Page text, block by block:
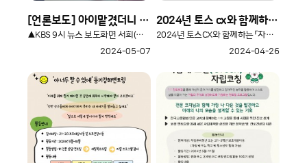
[언론보도] 아이맡겼더니 "한부모지원 못 받아요"(2024.05.05.보도)
▲KBS 9시 뉴스 보도화면 서희(가명)와 서희 원가정의 이야기..
2024-05-07
2024년 토스 cx와 함께하는 '자립준비청년 함께서기 - 채용세션 프로그램' 신청 안내 (~4/30)
2024년 토스CX와 함께하는 「자립준비청년함께서기–채용세션프로..
2024-04-26